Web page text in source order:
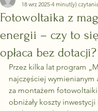
Fotowoltaika z
energii – czy to
opłaca bez dotacji?
18 wrz 2025 4 minut(y)
Przez kilka lat program
najczęściej wymienianym
za montażem
obniżały koszty inwestycji